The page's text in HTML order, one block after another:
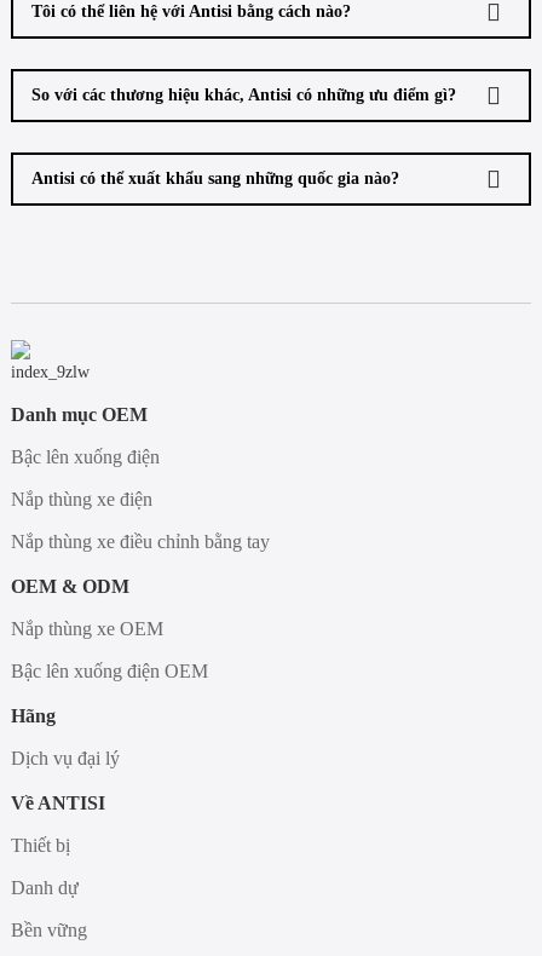
Tôi có thể liên hệ với Antisi bằng cách nào?
So với các thương hiệu khác, Antisi có những ưu điểm gì?
Antisi có thể xuất khẩu sang những quốc gia nào?
Danh mục OEM
Bậc lên xuống điện
Nắp thùng xe điện
Nắp thùng xe điều chỉnh bằng tay
OEM & ODM
Nắp thùng xe OEM
Bậc lên xuống điện OEM
Hãng
Dịch vụ đại lý
Về ANTISI
Thiết bị
Danh dự
Bền vững